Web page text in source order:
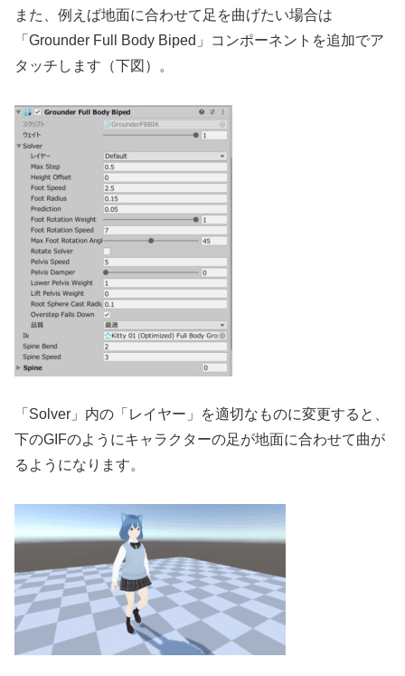
また、例えば地面に合わせて足を曲げたい場合は
「Grounder Full Body Biped」コンポーネントを追加でア
タッチします（下図）。
「Solver」内の「レイヤー」を適切なものに変更すると、
下のGIFのようにキャラクターの足が地面に合わせて曲が
るようになります。